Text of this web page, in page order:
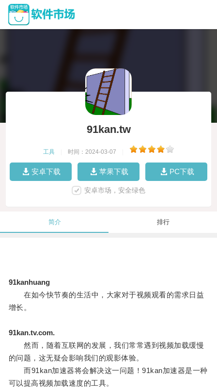
91kan.tw
工具 时间：2024-03-07
安卓下载 苹果下载 PC下载
安卓市场，安全绿色
简介 排行
91kanhuang
在如今快节奏的生活中，大家对于视频观看的需求日益
增长。
91kan.tv.com.
然而，随着互联网的发展，我们常常遇到视频加载缓慢
的问题，这无疑会影响我们的观影体验。
而91kan加速器将会解决这一问题！91kan加速器是一种
可以提高视频加载速度的工具。